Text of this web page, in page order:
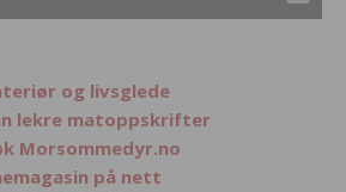
og livsglede
lekre matoppskrifter
Morsommedyr.no
på nett